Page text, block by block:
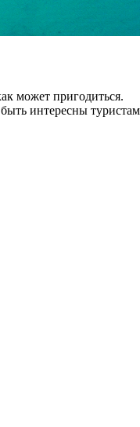
может пригодиться.
интересны